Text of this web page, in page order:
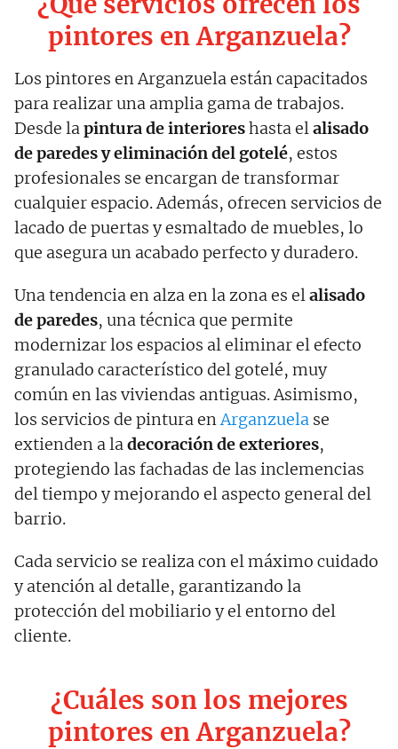
pintores en Arganzuela?
Los pintores en Arganzuela están capacitados
para realizar una amplia gama de trabajos.
Desde lapintura de interioreshasta elalisado
de paredes y eliminación del gotelé, estos
profesionales se encargan de transformar
cualquier espacio. Además, ofrecen servicios de
lacado de puertas y esmaltado de muebles, lo
que asegura un acabado perfecto y duradero.
Una tendencia en alza en la zona es elalisado
de paredes, una técnica que permite
modernizar los espacios al eliminar el efecto
granulado característico del gotelé, muy
común en las viviendas antiguas. Asimismo,
los servicios de pintura enArganzuela se
extienden a ladecoración de exteriores,
protegiendo las fachadas de las inclemencias
del tiempo y mejorando el aspecto general del
barrio.
Cada servicio se realiza con el máximo cuidado
y atención al detalle, garantizando la
protección del mobiliario y el entorno del
cliente.
¿Cuáles son los mejores
pintores en Arganzuela?